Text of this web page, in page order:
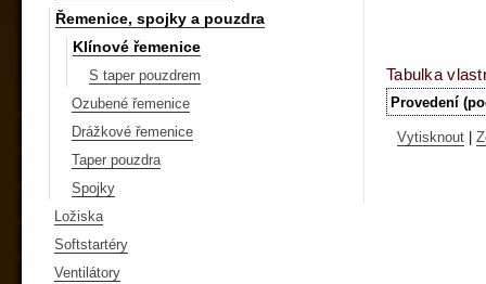
Řemenice, spojky a pouzdra
Klínové řemenice
S taper pouzdrem
Ozubené řemenice
Drážkové řemenice
Taper pouzdra
Spojky
Ložiska
Softstartéry
Ventilátory
Tabulka
Provedení
Vytisknout